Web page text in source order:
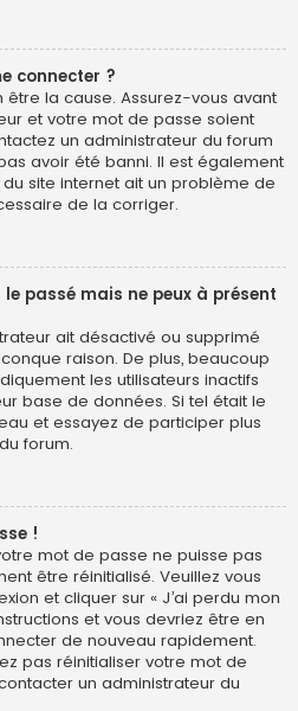
connecter ?
être la cause. Assurez-vous avant
et votre mot de passe soient
un administrateur du forum
avoir été banni. Il est également
site internet ait un problème de
de la corriger.
passé mais ne peux à présent
ait désactivé ou supprimé
raison. De plus, beaucoup
les utilisateurs inactifs
base de données. Si tel était le
et essayez de participer plus
forum.
!
mot de passe ne puisse pas
être réinitialisé. Veuillez vous
et cliquer sur « J’ai perdu mon
et vous devriez être en
de nouveau rapidement.
pas réinitialiser votre mot de
un administrateur du